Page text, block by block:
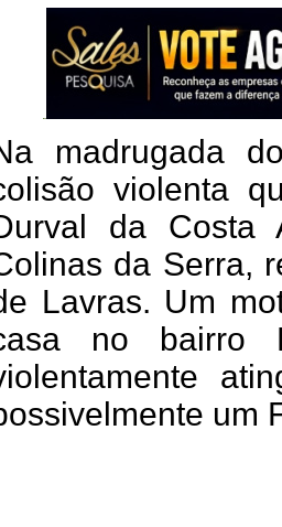
madrugada
violenta
da Costa
da Serra,
Lavras. Um
no bairro
um